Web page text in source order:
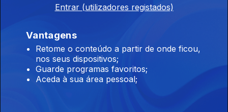
RTP ARQUIVOS
RTP ENSINA
RTP PLAY
EM DIRETO
Entrar (utilizadores registados)
Vantagens
Retome o conteúdo a partir de onde ficou,
nos seus dispositivos;
Guarde programas favoritos;
Aceda à sua área pessoal;